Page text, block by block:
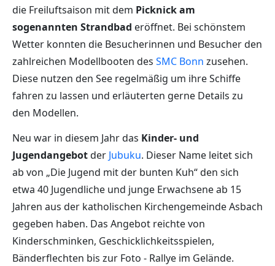
die Freiluftsaison mit dem Picknick am
sogenannten Strandbad eröffnet. Bei schönstem
Wetter konnten die Besucherinnen und Besucher den
zahlreichen Modellbooten des SMC Bonn zusehen.
Diese nutzen den See regelmäßig um ihre Schiffe
fahren zu lassen und erläuterten gerne Details zu
den Modellen.
Neu war in diesem Jahr das Kinder- und
Jugendangebotder Jubuku. Dieser Name leitet sich
ab von „Die Jugend mit der bunten Kuh“ den sich
etwa 40 Jugendliche und junge Erwachsene ab 15
Jahren aus der katholischen Kirchengemeinde Asbach
gegeben haben. Das Angebot reichte von
Kinderschminken, Geschicklichkeitsspielen,
Bänderflechten bis zur Foto - Rallye im Gelände.